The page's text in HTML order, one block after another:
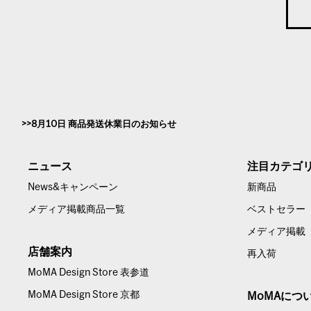
8月10日 商品発送休業日のお知らせ
ニュース
News&キャンペーン
メディア掲載商品一覧
店舗案内
MoMA Design Store 表参道
MoMA Design Store 京都
注目カテゴ
新商品
ベストセラー
メディア掲載
再入荷
MoMAにつ